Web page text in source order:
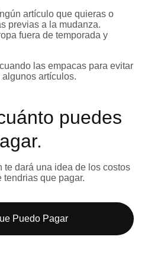
artículo que quieras o
previas a la mudanza.
fuera de temporada y
las empacas para evitar
artículos.
puedes
te dará una idea de los costos
tendrias que pagar.
Puedo Pagar​